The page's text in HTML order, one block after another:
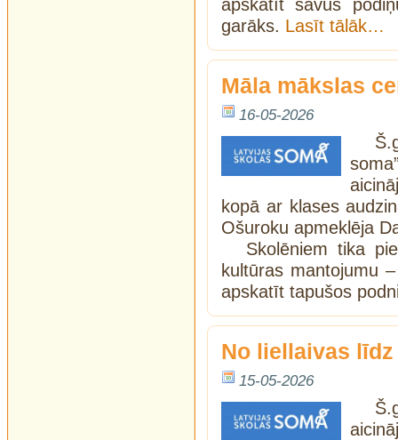
apskatīt savus
garāks. Lasīt tālāk…
Māla mākslas
16-05-2026
kopā ar klases
Ošuroku apmeklēja
Skolēniem tika
kultūras mantojumu
apskatīt tapušos
No liellaivas
15-05-2026